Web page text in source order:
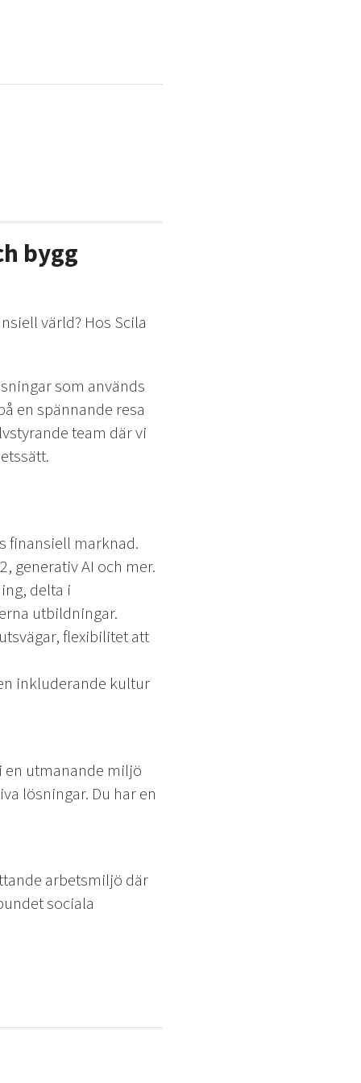
bygg
värld? Hos Scila
som används
en spännande resa
team där vi
finansiell marknad.
generativ AI och mer.
delta i
utbildningar.
flexibilitet att
inkluderande kultur
en utmanande miljö
lösningar. Du har en
arbetsmiljö där
sociala